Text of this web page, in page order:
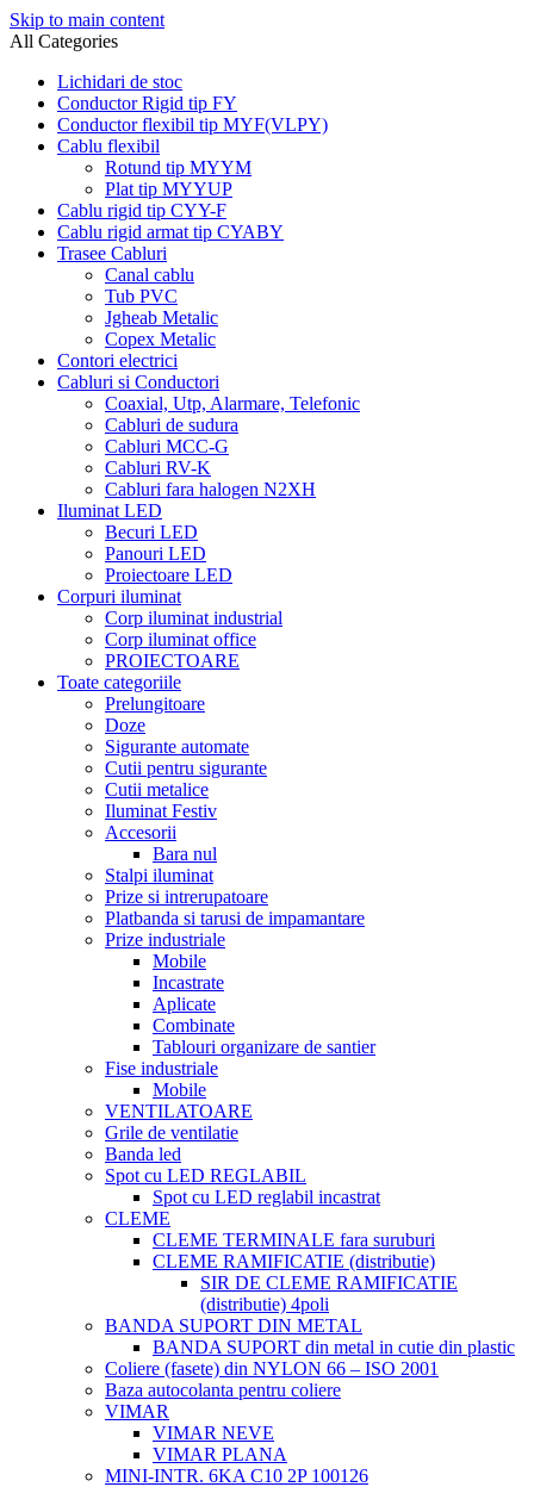
Skip to main content
All Categories
Lichidari de stoc
Conductor Rigid tip FY
Conductor flexibil tip MYF(VLPY)
Cablu flexibil
Rotund tip MYYM
Plat tip MYYUP
Cablu rigid tip CYY-F
Cablu rigid armat tip CYABY
Trasee Cabluri
Canal cablu
Tub PVC
Jgheab Metalic
Copex Metalic
Contori electrici
Cabluri si Conductori
Coaxial, Utp, Alarmare, Telefonic
Cabluri de sudura
Cabluri MCC-G
Cabluri RV-K
Cabluri fara halogen N2XH
Iluminat LED
Becuri LED
Panouri LED
Proiectoare LED
Corpuri iluminat
Corp iluminat industrial
Corp iluminat office
PROIECTOARE
Toate categoriile
Prelungitoare
Doze
Sigurante automate
Cutii pentru sigurante
Cutii metalice
Iluminat Festiv
Accesorii
Bara nul
Stalpi iluminat
Prize si intrerupatoare
Platbanda si tarusi de impamantare
Prize industriale
Mobile
Incastrate
Aplicate
Combinate
Tablouri organizare de santier
Fise industriale
Mobile
VENTILATOARE
Grile de ventilatie
Banda led
Spot cu LED REGLABIL
Spot cu LED reglabil incastrat
CLEME
CLEME TERMINALE fara suruburi
CLEME RAMIFICATIE (distributie)
SIR DE CLEME RAMIFICATIE
(distributie) 4poli
BANDA SUPORT DIN METAL
BANDA SUPORT din metal in cutie din plastic
Coliere (fasete) din NYLON 66 – ISO 2001
Baza autocolanta pentru coliere
VIMAR
VIMAR NEVE
VIMAR PLANA
MINI-INTR. 6KA C10 2P 100126